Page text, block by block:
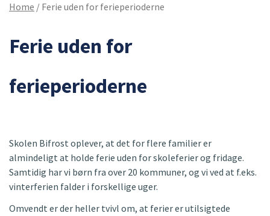
Home / Ferie uden for ferieperioderne
Ferie uden for
ferieperioderne
Skolen Bifrost oplever, at det for flere familier er
almindeligt at holde ferie uden for skoleferier og fridage.
Samtidig har vi børn fra over 20 kommuner, og vi ved at f.eks.
vinterferien falder i forskellige uger.
Omvendt er der heller tvivl om, at ferier er utilsigtede